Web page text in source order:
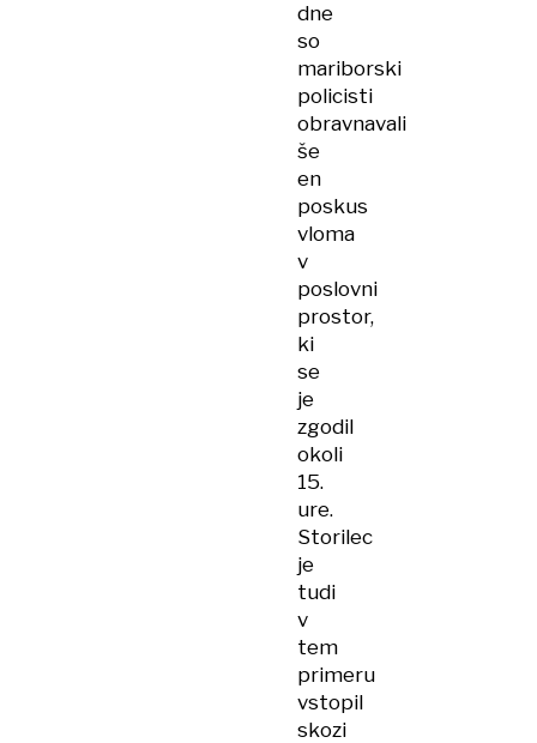
dne
so
mariborski
policisti
obravnavali
še
en
poskus
vloma
v
poslovni
prostor,
ki
se
je
zgodil
okoli
15.
ure.
Storilec
je
tudi
v
tem
primeru
vstopil
skozi